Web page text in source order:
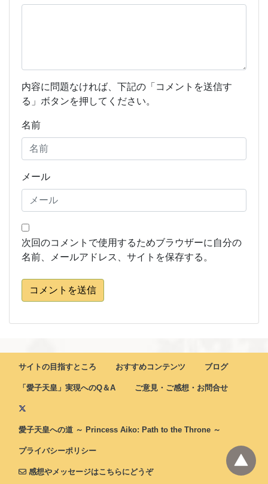
内容に問題なければ、下記の「コメントを送信す
る」ボタンを押してください。
名前
メール
次回のコメントで使用するためブラウザーに自分の
名前、メールアドレス、サイトを保存する。
コメントを送信
サイトの目指すところ おすすめコンテンツ ブログ
「愛子天皇」実現へのQ＆A ご意見・ご感想・お問合せ
愛子天皇への道 ～ Princess Aiko: Path to the Throne ～
プライバシーポリシー
感想やメッセージはこちらにどうぞ